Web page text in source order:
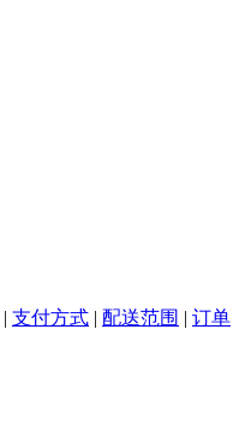
| 支付方式 | 配送范围 | 订单